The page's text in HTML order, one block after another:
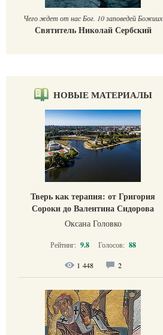
Чего ждет от нас Бог. 10 заповедей Божиих
Святитель Николай Сербский
НОВЫЕ МАТЕРИАЛЫ
Тверь как терапия: от Григория
Сороки до Валентина Сидорова
Оксана Головко
Рейтинг: 9.8 Голосов: 88
1 448 2